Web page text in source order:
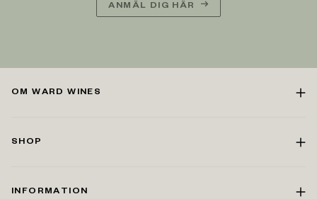
ANMÄL DIG HÄR
OM WARD WINES
SHOP
INFORMATION